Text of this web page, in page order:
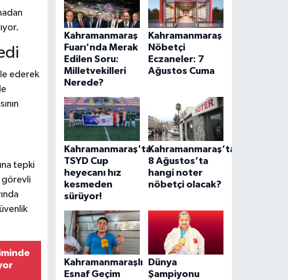
ederek
tepki
görevli
Kahramanmaraş
Fuarı'nda Merak
Edilen Soru:
Milletvekilleri
Nerede?
Kahramanmaraş
Nöbetçi
Eczaneler: 7
Ağustos Cuma
Kahramanmaraş'ta
TSYD Cup
heyecanı hız
kesmeden
sürüyor!
Kahramanmaraş’ta
8 Ağustos’ta
hangi noter
nöbetçi olacak?
Kahramanmaraşlı
Esnaf Geçim
Dünya
Şampiyonu